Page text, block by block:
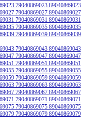
79040869023 89040869023
79040869027 89040869027
79040869031 89040869031
79040869035 89040869035
79040869039 89040869039
79040869043 89040869043
79040869047 89040869047
79040869051 89040869051
79040869055 89040869055
79040869059 89040869059
79040869063 89040869063
79040869067 89040869067
79040869071 89040869071
79040869075 89040869075
79040869079 89040869079